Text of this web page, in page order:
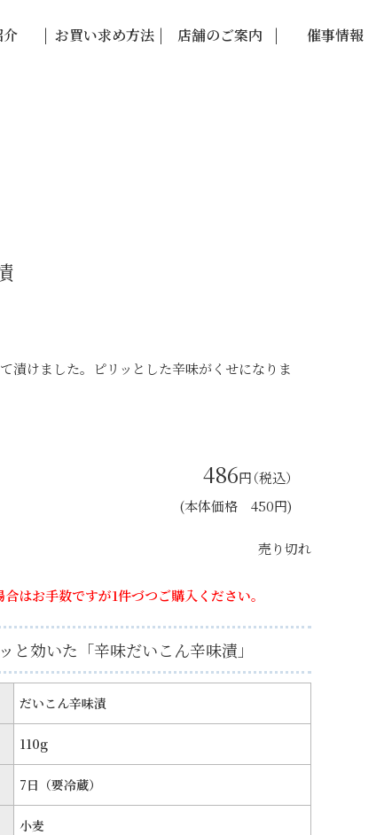
お買い求め方法 店舗のご案内 催事情報
漬けました。ピリッとした辛味がくせになりま
486円（税込）
(本体価格 450円)
売り切れ
はお手数ですが1件づつご購入ください。
と効いた「辛味だいこん辛味漬」
だいこん辛味漬
110g
7日（要冷蔵）
小麦